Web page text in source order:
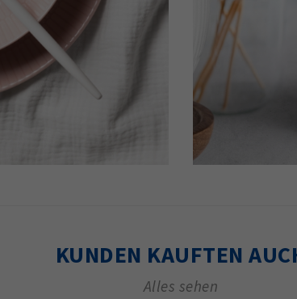
KUNDEN KAUFTEN
Alles sehen